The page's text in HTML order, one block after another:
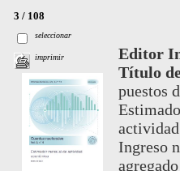
3 / 108
seleccionar
imprimir Editor
Título
puestos
Ingreso